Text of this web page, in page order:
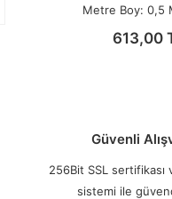
Metre Boy: 0,5
613,00
Güvenli
256Bit SSL sertifikası
sistemi ile